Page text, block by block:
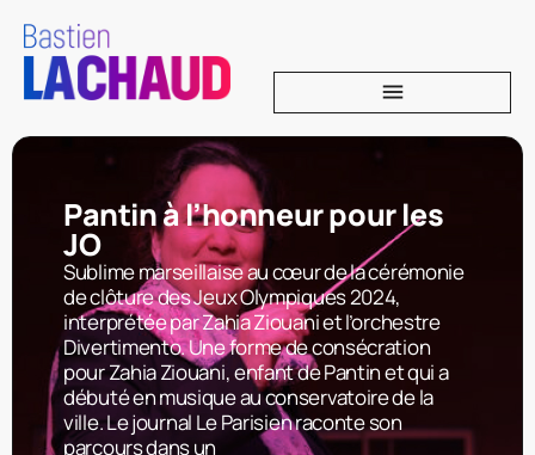
Pantin à l’honneur pour les
JO
Sublime marseillaise au cœur de la cérémonie
de clôture des Jeux Olympiques 2024,
interprétée par Zahia Ziouani et l’orchestre
Divertimento. Une forme de consécration
pour Zahia Ziouani, enfant de Pantin et qui a
débuté en musique au conservatoire de la
ville. Le journal Le Parisien raconte son
parcours dans un